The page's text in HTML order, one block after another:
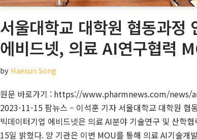
서울대학교 대학원 협동과정
에비드넷, 의료 AI연구협력
by Haesun Song
원문 바로가기 : https://www.pharmnews.com/
2023-11-15 팜뉴스 – 이석훈 기자 서울대학교 대학원 협
빅데이터기업 에비드넷은 의료 AI분야 기술연구 및 산학
15일 밝혔다. 양 기관은 이번 MOU를 통해 의료 AI기술개